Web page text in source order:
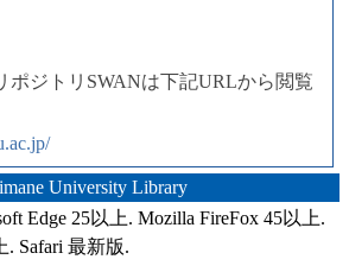
ポジトリSWANは下記URLから閲覧
University Library
Edge 25以上. Mozilla FireFox 45以上.
. Safari 最新版.